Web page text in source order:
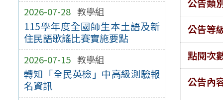
2026-07-28 教學組
115學年度全國師生本土語及新
住民語歌謠比賽實施要點
2026-07-15 教學組
轉知「全民英檢」中高級測驗報
名資訊
公告類
公告等
點閱次
公告內